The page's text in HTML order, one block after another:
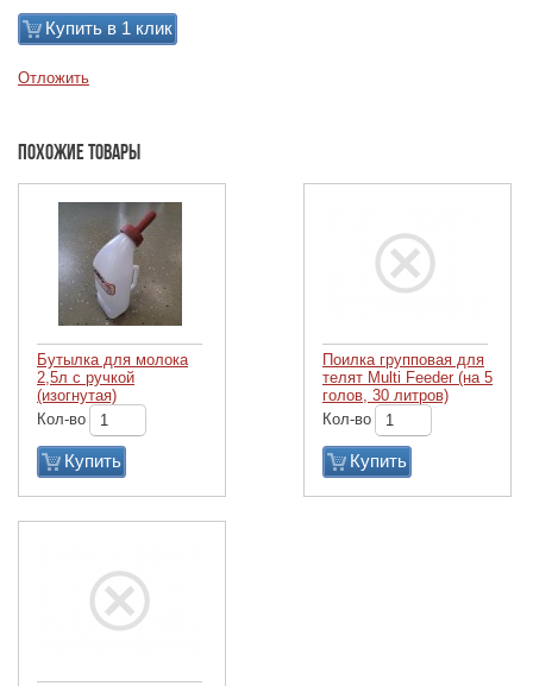
Купить в 1 клик
Отложить
Похожие товары
Бутылка для молока
2,5л с ручкой
(изогнутая)
Кол-во
Купить
Поилка групповая для
телят Multi Feeder (на 5
голов, 30 литров)
Кол-во
Купить